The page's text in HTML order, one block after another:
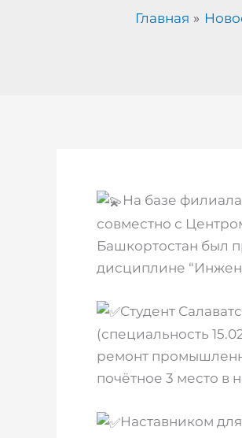
Главная
На базе
совместно с
Башкортостан был
дисциплине
Студент
(специальность
ремонт
почётное 3 место в
Наставником